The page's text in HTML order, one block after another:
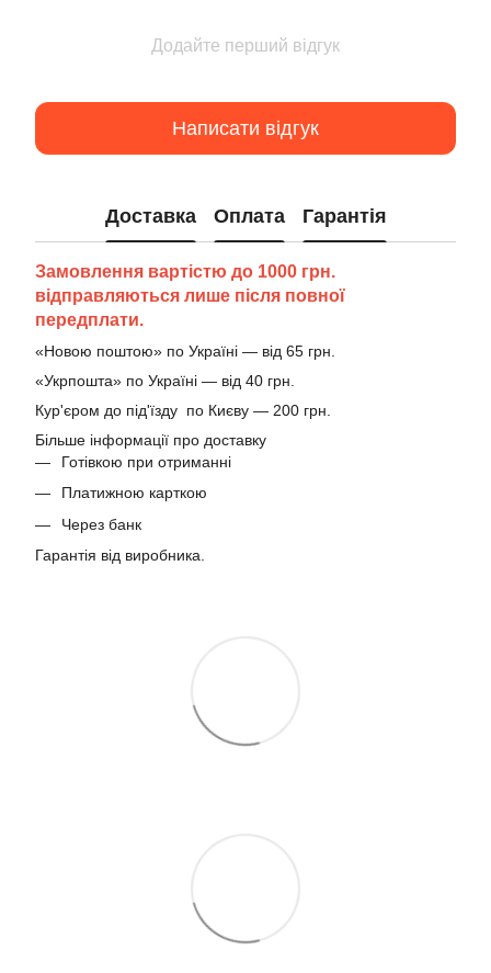
Додайте перший відгук
Написати відгук
Доставка Оплата Гарантія
Замовлення вартістю до 1000 грн.
відправляються лише після повної
передплати.
«Новою поштою» по Україні — від 65 грн.
«Укрпошта» по Україні — від 40 грн.
Кур'єром до під'їзду по Києву — 200 грн.
Більше інформації про доставку
Готівкою при отриманні
Платижною карткою
Через банк
Гарантія від виробника.